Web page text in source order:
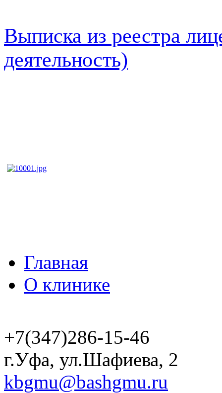
Выписка из реестра
деятельность)
Главная
О клинике
+7(347)286-15-46
г.Уфа, ул.Шафиева, 2
kbgmu@bashgmu.ru